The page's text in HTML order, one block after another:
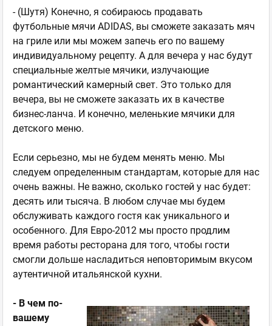
- (Шутя) Конечно, я собираюсь продавать
футбольные мячи ADIDAS, вы сможете заказать мяч
на гриле или мы можем запечь его по вашему
индивидуальному рецепту. А для вечера у нас будут
специальные желтые мячики, излучающие
романтический камерный свет. Это только для
вечера, вы не сможете заказать их в качестве
бизнес-ланча. И конечно, меленькие мячики для
детского меню.
Если серьезно, мы не будем менять меню. Мы
следуем определенным стандартам, которые для нас
очень важны. Не важно, сколько гостей у нас будет:
десять или тысяча. В любом случае мы будем
обслуживать каждого гостя как уникального и
особенного. Для Евро-2012 мы просто продлим
время работы ресторана для того, чтобы гости
смогли дольше насладиться неповторимым вкусом
аутентичной итальянской кухни.
- В чем по-
вашему